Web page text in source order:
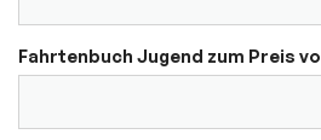
Fahrtenbuch Jugend zum Preis